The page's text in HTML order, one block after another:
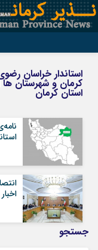
روبیکا
مرا به خاطر بسپار
استاندار خراسان
کرمان و شهرستان
استان کرمان
جستجو